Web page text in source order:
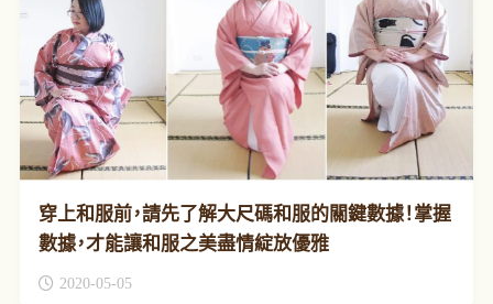
穿上和服前，請先了解大尺碼和服的關鍵數據！掌握
數據，才能讓和服之美盡情綻放優雅
2020-05-05